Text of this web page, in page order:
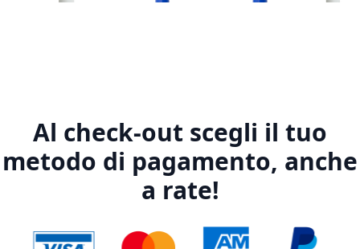
Al check-out scegli il tuo
metodo di pagamento, anche
a rate!